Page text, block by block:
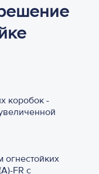
коробок -
огнестойких
FR с